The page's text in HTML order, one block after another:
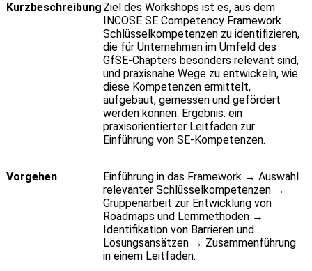
Kurzbeschreibung Ziel des Workshops ist es, aus dem
INCOSE SE Competency Framework
Schlüsselkompetenzen zu identifizieren,
die für Unternehmen im Umfeld des
GfSE-Chapters besonders relevant sind,
und praxisnahe Wege zu entwickeln, wie
diese Kompetenzen ermittelt,
aufgebaut, gemessen und gefördert
werden können. Ergebnis: ein
praxisorientierter Leitfaden zur
Einführung von SE-Kompetenzen.
Vorgehen
Einführung in das Framework → Auswahl
relevanter Schlüsselkompetenzen →
Gruppenarbeit zur Entwicklung von
Roadmaps und Lernmethoden →
Identifikation von Barrieren und
Lösungsansätzen → Zusammenführung
in einem Leitfaden.